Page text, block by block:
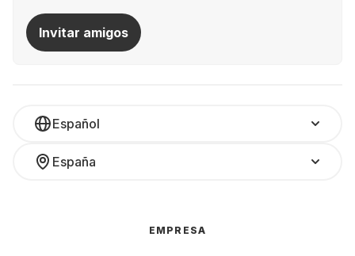
Invitar amigos
Español
España
EMPRESA